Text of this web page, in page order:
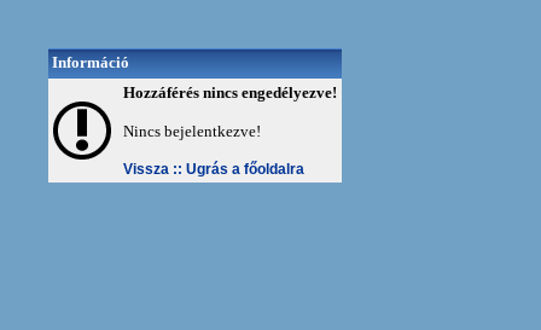
Információ
Hozzáférés nincs engedélyezve!
Nincs bejelentkezve!
Vissza :: Ugrás a főoldalra